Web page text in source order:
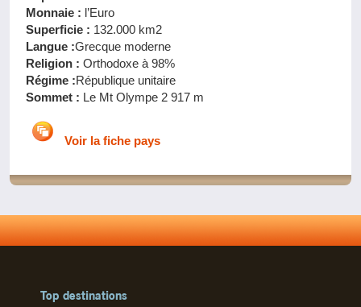
Monnaie : l’Euro
Superficie : 132.000 km2
Langue :Grecque moderne
Religion : Orthodoxe à 98%
Régime :République unitaire
Sommet : Le Mt Olympe 2 917 m
Voir la fiche pays
Top destinations